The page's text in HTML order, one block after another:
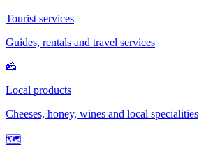
Tourist services
Guides, rentals and travel services
🧀
Local products
Cheeses, honey, wines and local specialities
🗺